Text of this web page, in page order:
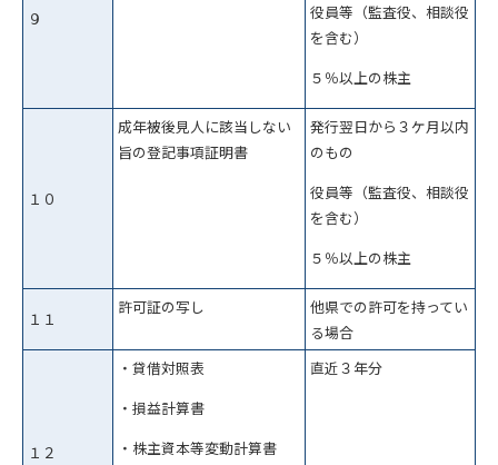
９
役員等（監査役、相談役
を含む）
５％以上の株主
１０
成年被後見人に該当しない
旨の登記事項証明書
発行翌日から３ケ月以内
のもの
役員等（監査役、相談役
を含む）
５％以上の株主
１１
許可証の写し
他県での許可を持ってい
る場合
１２
・貸借対照表
・損益計算書
・株主資本等変動計算書
直近３年分